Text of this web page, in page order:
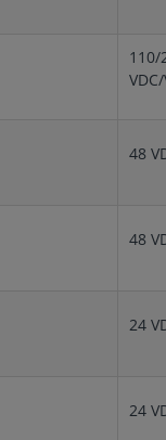
110/
48
48
24
24